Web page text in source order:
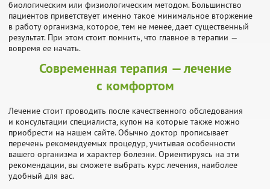
биологическим или физиологическим методом. Большинство
пациентов приветствует именно такое минимальное вторжение
в работу организма, которое, тем не менее, дает существенный
результат. При этом стоит помнить, что главное в терапии —
вовремя ее начать.
Современная терапия — лечение
с комфортом
Лечение стоит проводить после качественного обследования
и консультации специалиста, купон на которые также можно
приобрести на нашем сайте. Обычно доктор прописывает
перечень рекомендуемых процедур, учитывая особенности
вашего организма и характер болезни. Ориентируясь на эти
рекомендации, вы сможете выбрать курс лечения, наиболее
удобный для вас.